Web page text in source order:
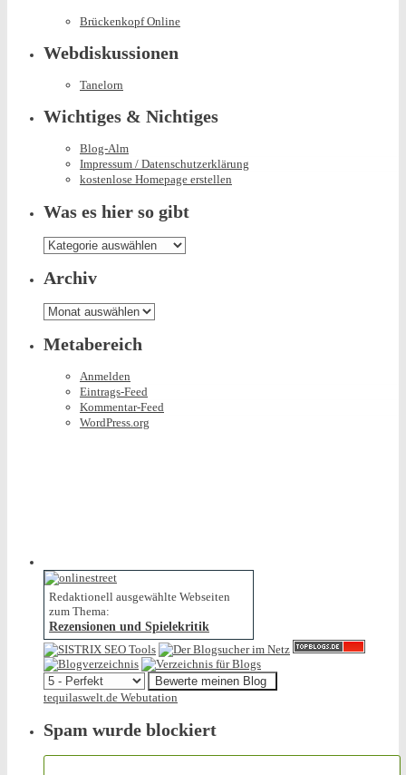
Brückenkopf Online
Webdiskussionen
Tanelorn
Wichtiges & Nichtiges
Blog-Alm
Impressum / Datenschutzerklärung
kostenlose Homepage erstellen
Was es hier so gibt
Was
es
hier
so
gibt
Archiv
Archiv
Metabereich
Anmelden
Eintrags-Feed
Kommentar-Feed
WordPress.org
Redaktionell ausgewählte Webseiten
zum Thema:
Rezensionen und Spielekritik
tequilaswelt.de Webutation
Spam wurde blockiert